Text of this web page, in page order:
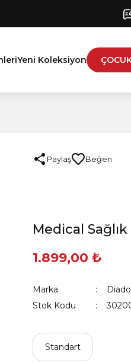
Yeni Koleksiyon
Paylaş
Medical Sağlık
1.899,00 ₺
Marka
Stok Kodu
Standart